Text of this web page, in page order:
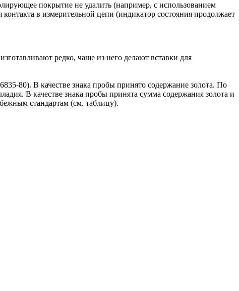
покрытие не удалить (например, с использованием
в измерительной цепи (индикатор состояния продолжает
редко, чаще из него делают вставки для
80). В качестве знака пробы принято содержание золота. По
В качестве знака пробы принята сумма содержания золота и
стандартам (см. таблицу).